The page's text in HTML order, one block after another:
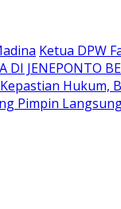
Ketua DPW
DI JENEPONTO
Hukum,
Pimpin